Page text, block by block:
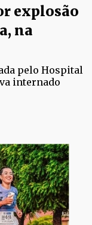
explosão
na
pelo Hospital
internado